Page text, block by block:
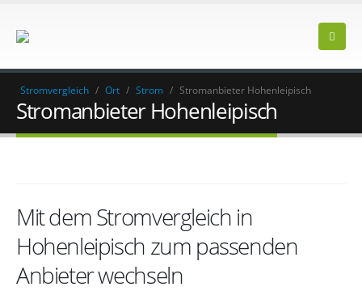
Stromvergleich / Ort / Strom / Stromanbieter Hohenleipisch
Stromanbieter Hohenleipisch
Mit dem Stromvergleich in
Hohenleipisch zum passenden
Anbieter wechseln